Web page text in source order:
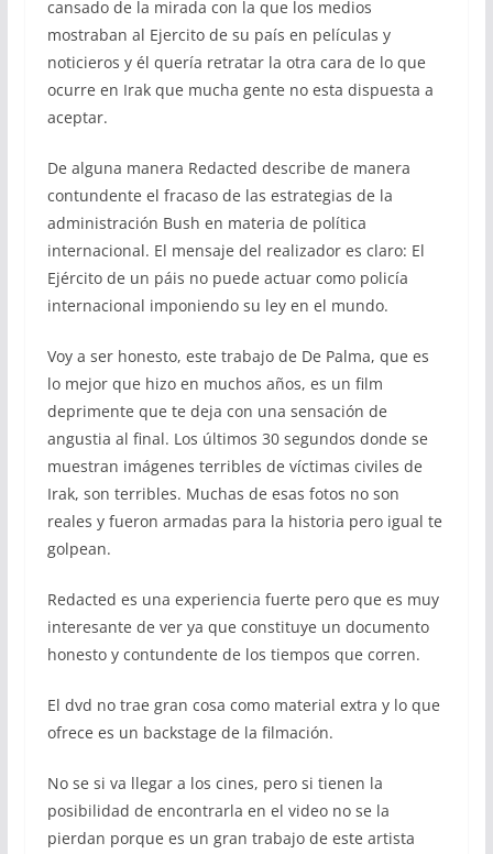
cansado de la mirada con la que los medios
mostraban al Ejercito de su país en películas y
noticieros y él quería retratar la otra cara de lo que
ocurre en Irak que mucha gente no esta dispuesta a
aceptar.
De alguna manera Redacted describe de manera
contundente el fracaso de las estrategias de la
administración Bush en materia de política
internacional. El mensaje del realizador es claro: El
Ejército de un páis no puede actuar como policía
internacional imponiendo su ley en el mundo.
Voy a ser honesto, este trabajo de De Palma, que es
lo mejor que hizo en muchos años, es un film
deprimente que te deja con una sensación de
angustia al final. Los últimos 30 segundos donde se
muestran imágenes terribles de víctimas civiles de
Irak, son terribles. Muchas de esas fotos no son
reales y fueron armadas para la historia pero igual te
golpean.
Redacted es una experiencia fuerte pero que es muy
interesante de ver ya que constituye un documento
honesto y contundente de los tiempos que corren.
El dvd no trae gran cosa como material extra y lo que
ofrece es un backstage de la filmación.
No se si va llegar a los cines, pero si tienen la
posibilidad de encontrarla en el video no se la
pierdan porque es un gran trabajo de este artista